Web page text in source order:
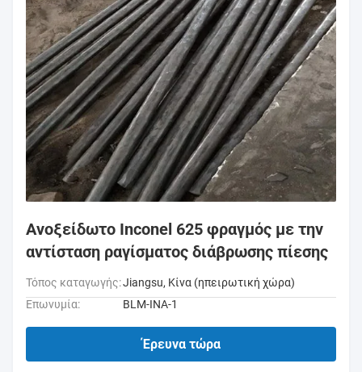
Ανοξείδωτο Inconel 625 φραγμός με την
αντίσταση ραγίσματος διάβρωσης πίεσης
Τόπος καταγωγής:Jiangsu, Κίνα (ηπειρωτική χώρα)
Επωνυμία:
BLM-INA-1
Έρευνα τώρα